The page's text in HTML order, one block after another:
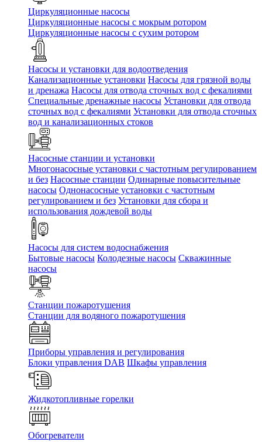
Циркуляционные насосы
Циркуляционные насосы с мокрым ротором
Циркуляционные насосы с сухим ротором
Насосы и установки для водоотведения
Канализационные установки Насосы для грязной воды
и дренажа Насосы для отвода сточных вод c фекалиями
Специальные дренажные насосы Установки для отвода
сточных вод c фекалиями Установки для отвода сточных
вод и канализационных стоков
Насосные станции и установки
Многонасосные установки с частотным регулированием
и без Насосные станции Одинарные повысительные
насосы Однонасосные установки с частотным
регулированием и без Установки для сбора и
использования дождевой воды
Насосы для систем водоснабжения
Бытовые насосы Колодезные насосы Скважинные
насосы
Станции пожаротушения
Станции для водяного пожаротушения
Приборы управления и регулирования
Блоки управления DAB Шкафы управления
Жидкотопливные горелки
Обогреватели